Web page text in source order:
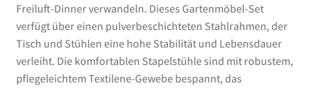
Freiluft-Dinner verwandeln. Dieses Gartenmöbel-Set
verfügt über einen pulverbeschichteten Stahlrahmen, der
Tisch und Stühlen eine hohe Stabilität und Lebensdauer
verleiht. Die komfortablen Stapelstühle sind mit robustem,
pflegeleichtem Textilene-Gewebe bespannt, das